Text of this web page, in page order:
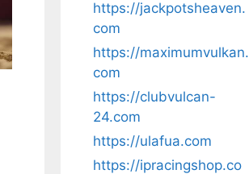
https://jackpotsheaven.
com
https://maximumvulkan.
com
https://clubvulcan-
24.com
https://ulafua.com
https://ipracingshop.co